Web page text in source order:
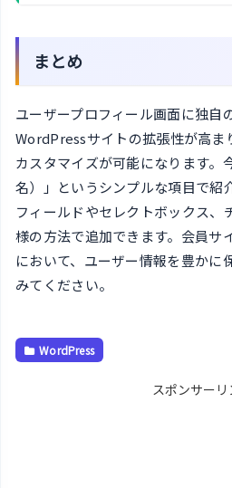
まとめ
ユーザープロフィール画面に独自
WordPressサイトの拡張性が高ま
カスタマイズが可能になります。
名）」というシンプルな項目で紹
フィールドやセレクトボックス、
様の方法で追加できます。会員サ
において、ユーザー情報を豊かに
みてください。
WordPress
スポンサーリ